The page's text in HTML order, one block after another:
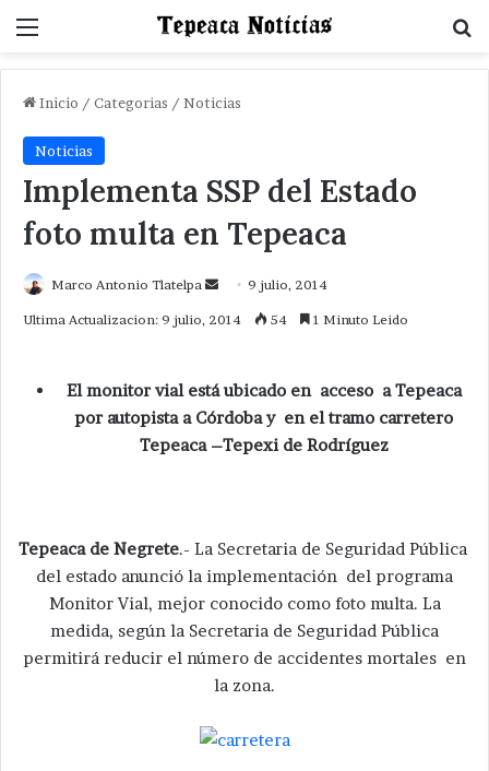
Menu
Inicio / Categorias / Noticias
Noticias
Implementa SSP del Estado
foto multa en Tepeaca
Marco Antonio Tlatelpa
Send9 julio, 2014
Ultima Actualizacion: 9 julio, 2014 54 1 Minuto Leido
El monitor vial está ubicado en acceso a Tepeaca
por autopista a Córdoba y en el tramo carretero
Tepeaca –Tepexi de Rodríguez
Tepeaca de Negrete.- La Secretaria de Seguridad Pública
del estado anunció la implementación del programa
Monitor Vial, mejor conocido como foto multa. La
medida, según la Secretaria de Seguridad Pública
permitirá reducir el número de accidentes mortales en
la zona.